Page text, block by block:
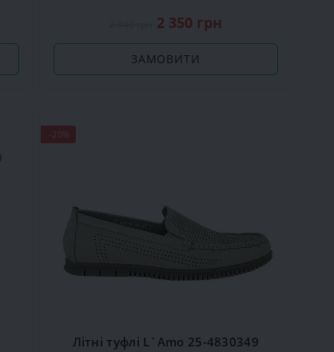
2 350 грн
ЗАМОВИТИ
Літні туфлі L`Amo 25-4830349